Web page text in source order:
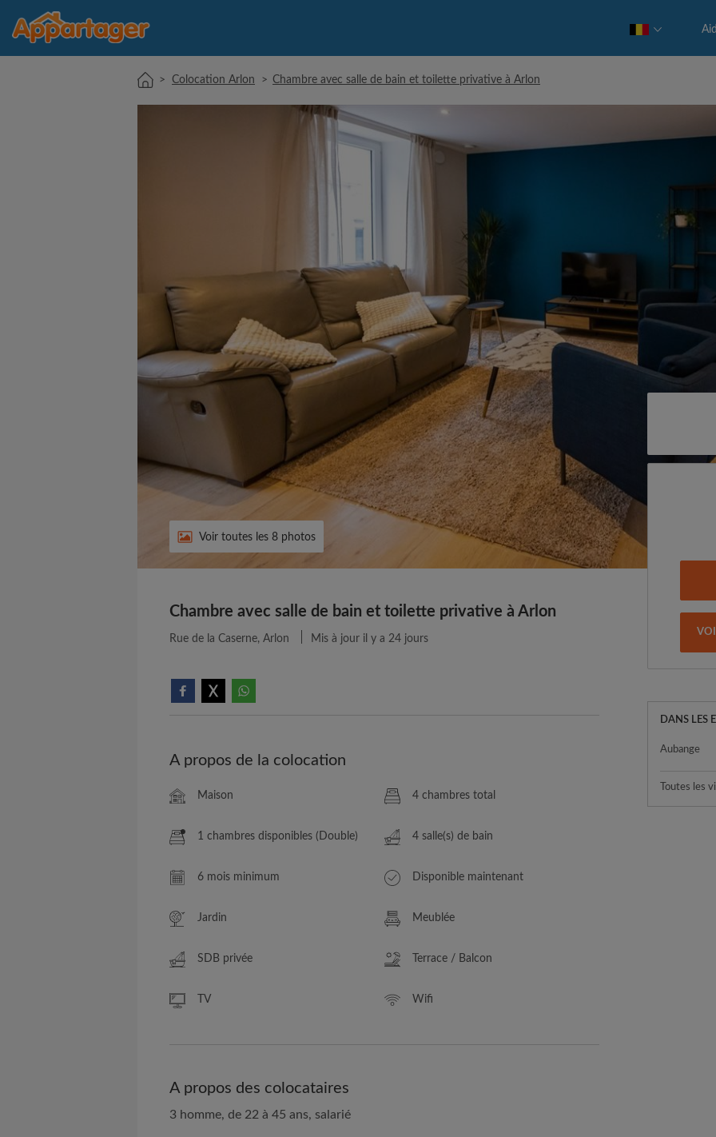
> Colocation Arlon > Chambre avec salle de bain et toilette privative à Arlon
Voir toutes les 8 photos
Chambre avec salle de bain et toilette privative à Arlon
Rue de la Caserne, Arlon Mis à jour il y a 24 jours
A propos de la colocation
Maison 4 chambres total
1 chambres disponibles (Double) 4 salle(s) de bain
6 mois minimum Disponible maintenant
Jardin Meublée
SDB privée Terrace / Balcon
TV Wifi
A propos des colocataires
3 homme, de 22 à 45 ans, salarié
DANS LES
Aubange
Toutes les